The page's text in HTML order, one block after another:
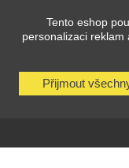
Tento eshop
personalizaci
Přijmout